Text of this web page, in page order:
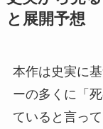
と展開予想
本作は史実に
ーの多くに「
ていると言っ